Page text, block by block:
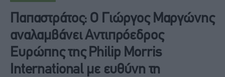
Παπαστράτος: Ο Γιώργος Μαργώνης
αναλαμβάνει Αντιπρόεδρος
Ευρώπης της Philip Morris
International με ευθύνη τη